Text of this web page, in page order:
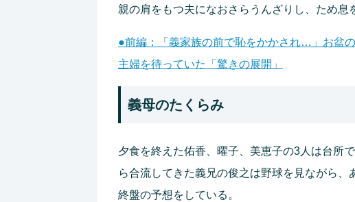
親の肩をもつ夫になおさらうんざりし、ため息
●前編：「義家族の前で恥をかかされ…」お盆
主婦を待っていた「驚きの展開」
義母のたくらみ
夕食を終えた佑香、曜子、美恵子の3人は台所
ら合流してきた義兄の俊之は野球を見ながら
終盤の予想をしている。